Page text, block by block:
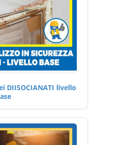
DIISOCIANATI livello